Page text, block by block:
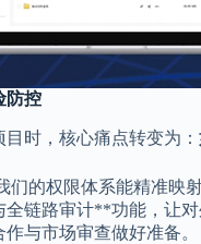
防控
时，核心痛点转变为：
们的权限体系能精准映
全链路审计**功能，让
与市场审查做好准备。